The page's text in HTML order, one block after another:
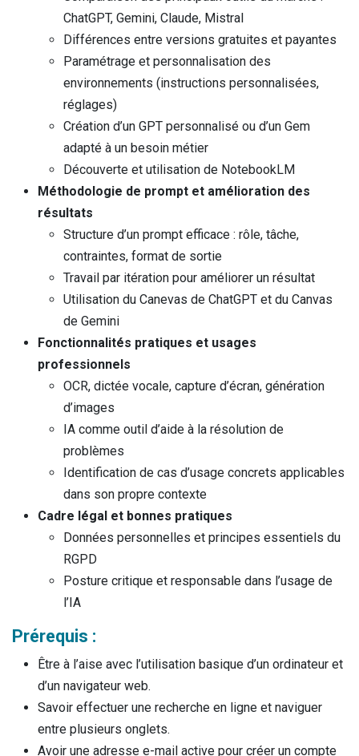
ChatGPT, Gemini, Claude, Mistral
Différences entre versions gratuites et payantes
Paramétrage et personnalisation des
environnements (instructions personnalisées,
réglages)
Création d’un GPT personnalisé ou d’un Gem
adapté à un besoin métier
Découverte et utilisation de NotebookLM
Méthodologie de prompt et amélioration des
résultats
Structure d’un prompt efficace : rôle, tâche,
contraintes, format de sortie
Travail par itération pour améliorer un résultat
Utilisation du Canevas de ChatGPT et du Canvas
de Gemini
Fonctionnalités pratiques et usages
professionnels
OCR, dictée vocale, capture d’écran, génération
d’images
IA comme outil d’aide à la résolution de
problèmes
Identification de cas d’usage concrets applicables
dans son propre contexte
Cadre légal et bonnes pratiques
Données personnelles et principes essentiels du
RGPD
Posture critique et responsable dans l’usage de
l’IA
Prérequis :
Être à l’aise avec l’utilisation basique d’un ordinateur et
d’un navigateur web.
Savoir effectuer une recherche en ligne et naviguer
entre plusieurs onglets.
Avoir une adresse e-mail active pour créer un compte